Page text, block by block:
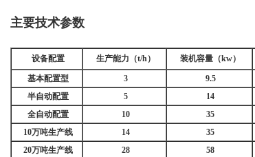
主要技术参数
设备配置 生产能力（t/h） 装机容量（kw）
基本配置型
3 9.5
半自动配置
5 14
全自动配置
10 35
10万吨生产线 14 35
20万吨生产线 28 58